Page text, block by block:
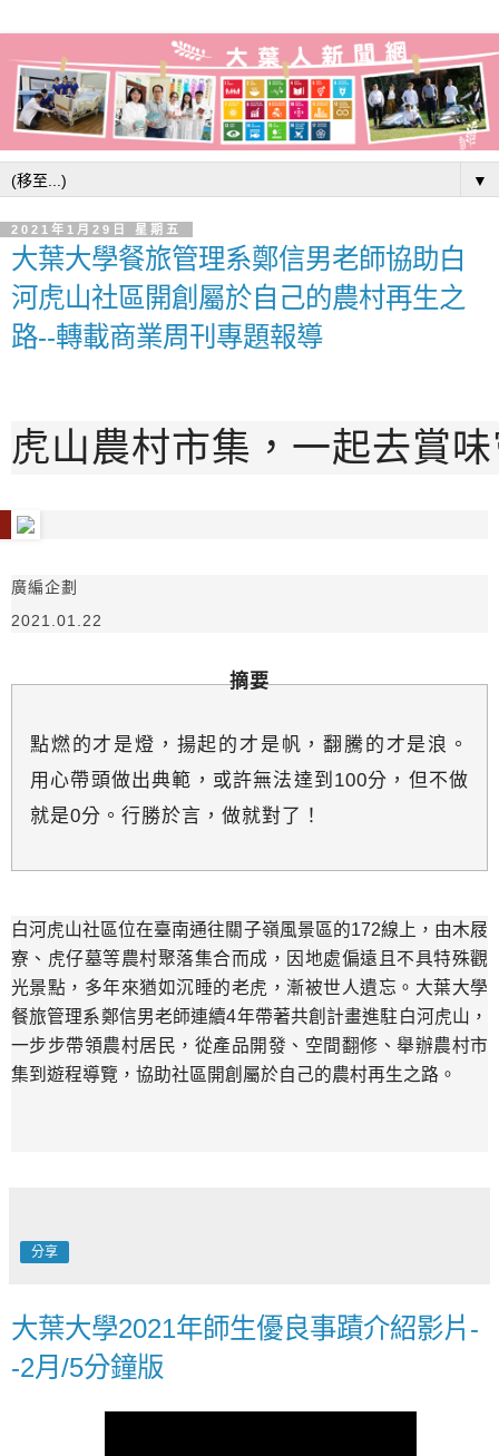
▼
2021年1月29日 星期五
大葉大學餐旅管理系鄭信男老師協助白
河虎山社區開創屬於自己的農村再生之
路--轉載商業周刊專題報導
虎山農村市集，一起去賞
廣編企劃
2021.01.22
摘要
點燃的才是燈，揚起的才是帆，翻騰的才是浪。
用心帶頭做出典範，或許無法達到100分，但不做
就是0分。行勝於言，做就對了！
白河虎山社區位在臺南通往關子嶺風景區的172線上，由木屐
寮、虎仔墓等農村聚落集合而成，因地處偏遠且不具特殊觀
光景點，多年來猶如沉睡的老虎，漸被世人遺忘。大葉大學
餐旅管理系鄭信男老師連續4年帶著共創計畫進駐白河虎山，
一步步帶領農村居民，從產品開發、空間翻修、舉辦農村市
集到遊程導覽，協助社區開創屬於自己的農村再生之路。
分享
大葉大學2021年師生優良事蹟介紹影片-
-2月/5分鐘版